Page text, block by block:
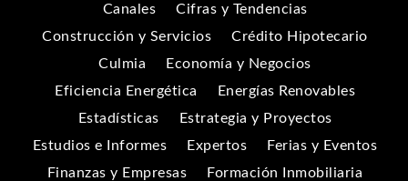
Canales
Cifras y Tendencias
Construcción y Servicios
Crédito Hipotecario
Culmia
Economía y Negocios
Eficiencia Energética
Energías Renovables
Estadísticas
Estrategia y Proyectos
Estudios e Informes
Expertos
Ferias y Eventos
Finanzas y Empresas
Formación Inmobiliaria